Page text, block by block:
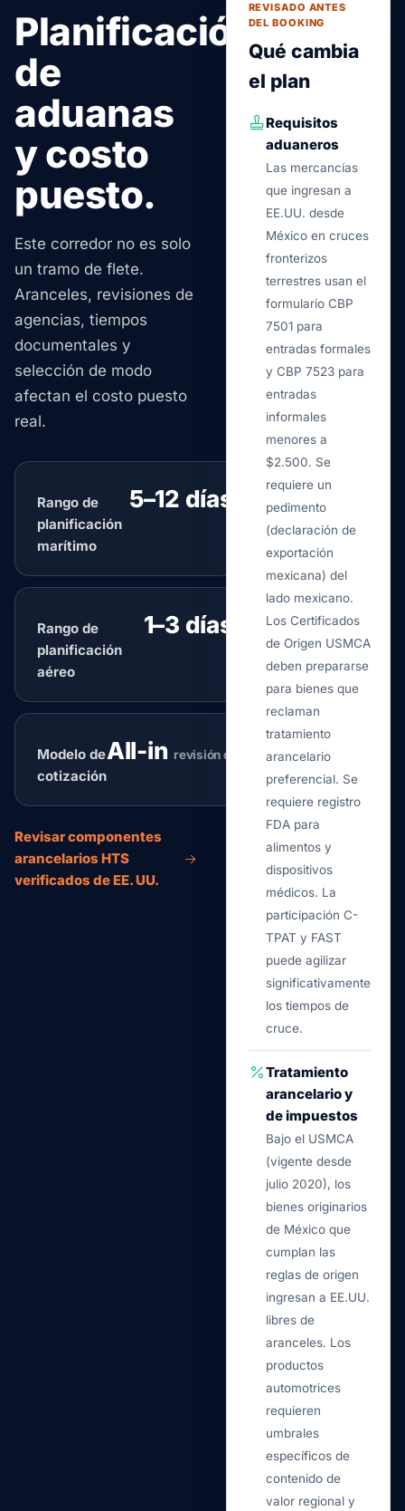
Planificación
de
aduanas
y costo
puesto.
Este corredor no es solo
un tramo de flete.
Aranceles, revisiones de
agencias, tiempos
documentales y
selección de modo
afectan el costo puesto
real.
Rango de
planificación
marítimo
5–12 días típico
Rango de
planificación
aéreo
1–3 días típico
Modelo de
cotización
All-in revisión de ruteo
Revisar componentes
arancelarios HTS
verificados de EE. UU.
REVISADO ANTES
DEL BOOKING
Qué cambia
el plan
Requisitos
aduaneros
Las mercancías
que ingresan a
EE.UU. desde
México en cruces
fronterizos
terrestres usan el
formulario CBP
7501 para
entradas formales
y CBP 7523 para
entradas
informales
menores a
$2.500. Se
requiere un
pedimento
(declaración de
exportación
mexicana) del
lado mexicano.
Los Certificados
de Origen USMCA
deben prepararse
para bienes que
reclaman
tratamiento
arancelario
preferencial. Se
requiere registro
FDA para
alimentos y
dispositivos
médicos. La
participación C-
TPAT y FAST
puede agilizar
significativamente
los tiempos de
cruce.
Tratamiento
arancelario y
de impuestos
Bajo el USMCA
(vigente desde
julio 2020), los
bienes originarios
de México que
cumplan las
reglas de origen
ingresan a EE.UU.
libres de
aranceles. Los
productos
automotrices
requieren
umbrales
específicos de
contenido de
valor regional y